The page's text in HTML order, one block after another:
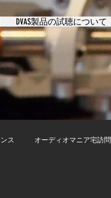
DVAS製品の試聴について
ス オーディオマニア宅訪問